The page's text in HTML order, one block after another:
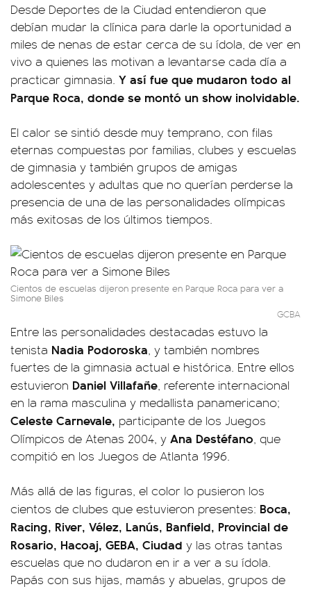
Desde Deportes de la Ciudad entendieron que
debían mudar la clínica para darle la oportunidad a
miles de nenas de estar cerca de su ídola, de ver en
vivo a quienes las motivan a levantarse cada día a
practicar gimnasia. Y así fue que mudaron todo al
Parque Roca, donde se montó un show inolvidable.
El calor se sintió desde muy temprano, con filas
eternas compuestas por familias, clubes y escuelas
de gimnasia y también grupos de amigas
adolescentes y adultas que no querían perderse la
presencia de una de las personalidades olímpicas
más exitosas de los últimos tiempos.
Cientos de escuelas dijeron presente en Parque Roca para ver a
Simone Biles
GCBA
Entre las personalidades destacadas estuvo la
tenista Nadia Podoroska, y también nombres
fuertes de la gimnasia actual e histórica. Entre ellos
estuvieron Daniel Villafañe, referente internacional
en la rama masculina y medallista panamericano;
Celeste Carnevale, participante de los Juegos
Olímpicos de Atenas 2004, y Ana Destéfano, que
compitió en los Juegos de Atlanta 1996.
Más allá de las figuras, el color lo pusieron los
cientos de clubes que estuvieron presentes: Boca,
Racing, River, Vélez, Lanús, Banfield, Provincial de
Rosario, Hacoaj, GEBA, Ciudad y las otras tantas
escuelas que no dudaron en ir a ver a su ídola.
Papás con sus hijas, mamás y abuelas, grupos de